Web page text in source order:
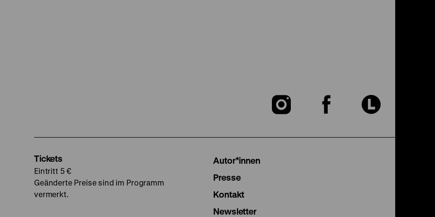
Zu
Zu
Zu
Tickets
Eintritt 5 €
Geänderte Preise sind im Programm
vermerkt.
Autor*innen
Presse
Kontakt
Newsletter